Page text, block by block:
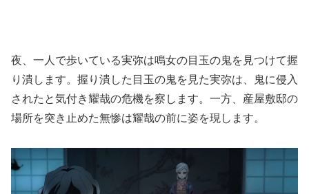
夜、一人で歩いている実弥は鳴女の目玉の鬼を見つけて握
り潰します。握り潰した目玉の鬼を見た実弥は、鬼に侵入
されたと気付き耀哉の危機を察します。一方、産屋敷邸の
場所を突き止めた無惨は耀哉の前に姿を現します。